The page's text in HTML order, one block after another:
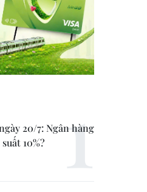
20/7: Ngân hàng
10%?